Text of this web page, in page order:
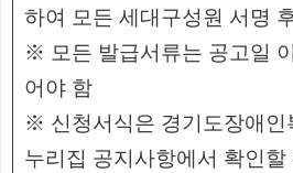
하여 모든 세대구성원 서명
※ 모든 발급서류는 공고일
어야 함
※ 신청서식은 경기도장애인
누리집 공지사항에서 확인